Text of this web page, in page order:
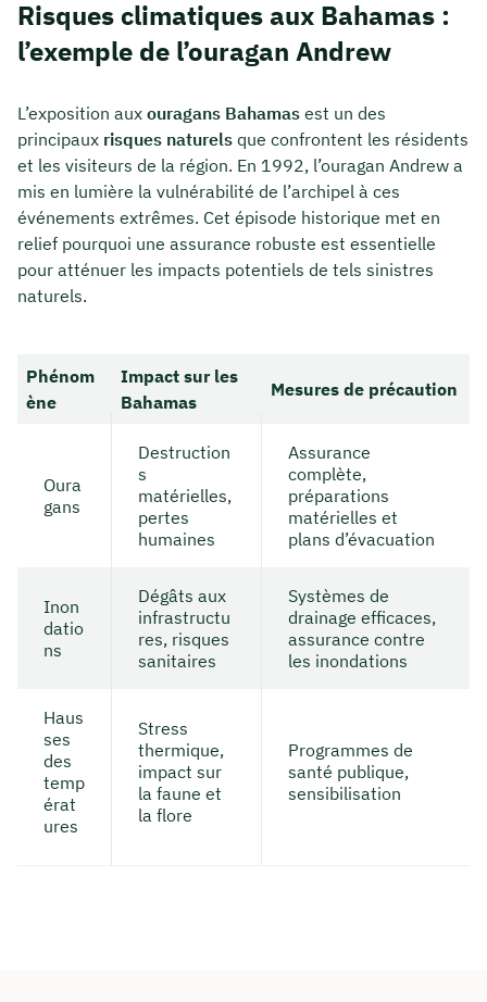
Risques climatiques aux Bahamas :
l’exemple de l’ouragan Andrew
L’exposition aux ouragans Bahamas est un des
principaux risques naturels que confrontent les résidents
et les visiteurs de la région. En 1992, l’ouragan Andrew a
mis en lumière la vulnérabilité de l’archipel à ces
événements extrêmes. Cet épisode historique met en
relief pourquoi une assurance robuste est essentielle
pour atténuer les impacts potentiels de tels sinistres
naturels.
Phénom
ène
Impact sur les
Bahamas
Mesures de précaution
Oura
gans
Destruction
s
matérielles,
pertes
humaines
Assurance
complète,
préparations
matérielles et
plans d’évacuation
Inon
datio
ns
Dégâts aux
infrastructu
res, risques
sanitaires
Systèmes de
drainage efficaces,
assurance contre
les inondations
Haus
ses
des
temp
érat
ures
Stress
thermique,
impact sur
la faune et
la flore
Programmes de
santé publique,
sensibilisation